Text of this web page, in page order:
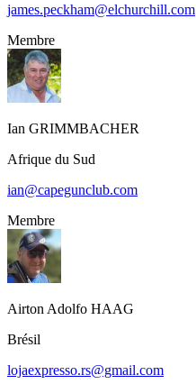
james.peckham@elchurchill.com
Membre
Ian GRIMMBACHER
Afrique du Sud
ian@capegunclub.com
Membre
Airton Adolfo HAAG
Brésil
lojaexpresso.rs@gmail.com